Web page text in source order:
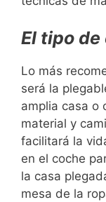
El tipo
Lo más
será la
amplia casa o
material y
facilitará la
en el coche
la casa
mesa de la